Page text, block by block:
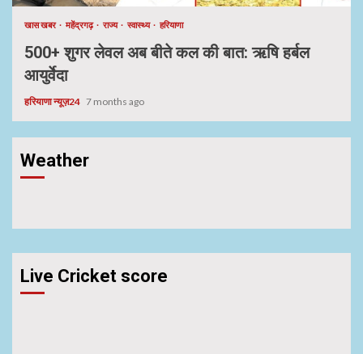
खास खबर महेंद्रगढ़ राज्य स्वास्थ्य हरियाणा
500+ शुगर लेवल अब बीते कल की बात: ऋषि हर्बल
आयुर्वेदा
हरियाणा न्यूज़24 7 months ago
Weather
Live Cricket score